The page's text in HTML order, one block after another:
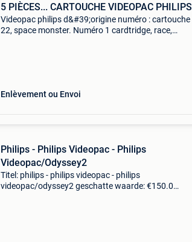
5 PIÈCES... CARTOUCHE VIDEOPAC PHILIPS
Videopac philips d&#39;origine numéro : cartouche
22, space monster. Numéro 1 cardtridge, race,
Enlèvement ou Envoi
Philips - Philips Videopac - Philips
Videopac/Odyssey2
Titel: philips - philips videopac - philips
videopac/odyssey2 geschatte waarde: €150.0